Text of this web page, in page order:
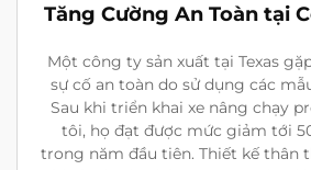
Tăng Cường An Toàn tại
Một công ty sản xuất tại Texas
sự cố an toàn do sử dụng các
Sau khi triển khai xe nâng chạy
tôi, họ đạt được mức giảm tới
trong năm đầu tiên. Thiết kế thân